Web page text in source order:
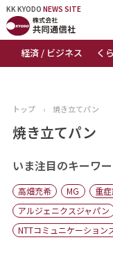
KK KYODO NEWS SITE
経済 / ビジネス く
KK KYODONEWS SITE
トップページ
ニュース
おすすめコンテンツ
出版物
会社概要
トップ › 焼き立てパン
焼き立てパン
いま注目のキーワ
高畑充希 MG 重
アルジェニクスジャパン
NTTコミュニケーション